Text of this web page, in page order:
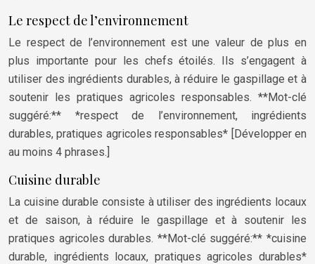
Le respect de l’environnement
Le respect de l’environnement est une valeur de plus en
plus importante pour les chefs étoilés. Ils s’engagent à
utiliser des ingrédients durables, à réduire le gaspillage et à
soutenir les pratiques agricoles responsables. **Mot-clé
suggéré:** *respect de l’environnement, ingrédients
durables, pratiques agricoles responsables* [Développer en
au moins 4 phrases.]
Cuisine durable
La cuisine durable consiste à utiliser des ingrédients locaux
et de saison, à réduire le gaspillage et à soutenir les
pratiques agricoles durables. **Mot-clé suggéré:** *cuisine
durable, ingrédients locaux, pratiques agricoles durables*